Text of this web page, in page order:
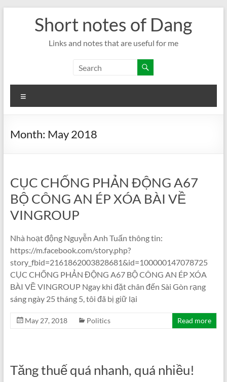
Short notes of Dang
Links and notes that are useful for me
Month: May 2018
CỤC CHỐNG PHẢN ĐỘNG A67
BỘ CÔNG AN ÉP XÓA BÀI VỀ
VINGROUP
Nhà hoạt động Nguyễn Anh Tuấn thông tin:
https://m.facebook.com/story.php?
story_fbid=2161862003828681&id=100000147078725
CỤC CHỐNG PHẢN ĐỘNG A67 BỘ CÔNG AN ÉP XÓA
BÀI VỀ VINGROUP Ngay khi đặt chân đến Sài Gòn rạng
sáng ngày 25 tháng 5, tôi đã bị giữ lại
May 27, 2018 Politics Read more
Tăng thuế quá nhanh, quá nhiều!